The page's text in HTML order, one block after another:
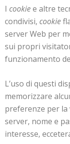
I cookiee altre
condivisi, cookie
server Web per
sui propri
funzionamento
L’uso di questi
memorizzare
preferenze per la
server, nome e
interesse,